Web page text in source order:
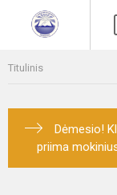
Titulinis
Dėmesio!
priima